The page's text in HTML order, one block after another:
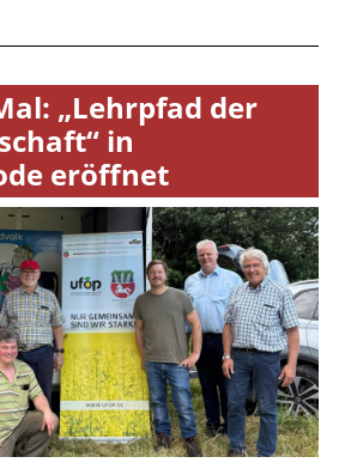
„Lehrpfad der
in
eröffnet